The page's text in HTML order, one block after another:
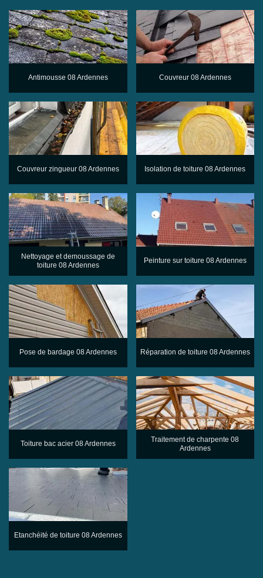
Antimousse 08 Ardennes Couvreur 08 Ardennes
Couvreur zingueur 08 Ardennes Isolation de toiture 08 Ardennes
Nettoyage et demoussage de
toiture 08 Ardennes
Peinture sur toiture 08 Ardennes
Pose de bardage 08 Ardennes Réparation de toiture 08 Ardennes
Toiture bac acier 08 Ardennes
Traitement de charpente 08
Ardennes
Etanchéité de toiture 08 Ardennes